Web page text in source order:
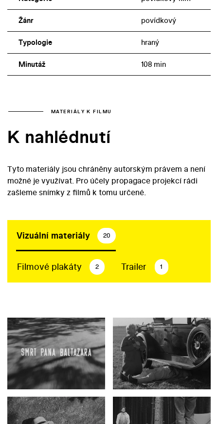
kteréPerličkyobdržely na festivalu v Locarnu,
nasvědčují, že se jim to podařilo. Film otevíráSmrt pana
Baltazaraod Jiřího Menzela, pokračujePodvodníkyJana
Němce,Domem radosti Evalda Schorma,Automatem
Jireše. Kvůli stopáži nebylo do filmu začleněno
Žánr povídkový
Typologie hraný
Minutáž 108 min
MATERIÁLY K FILMU
K nahlédnutí
Tyto materiály jsou chráněny autorským právem a není
možné je využívat. Pro účely propagace projekcí rádi
zašleme snímky z filmů k tomu určené.
Vizuální materiály 20
Filmové plakáty 2 Trailer 1